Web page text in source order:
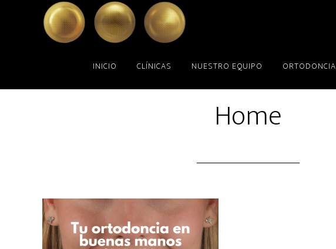
INICIO CLÍNICAS NUESTRO EQUIPO ORTODONCIA
Home